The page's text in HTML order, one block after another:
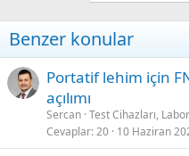
n
s
:
Benzer konular
Portatif lehim için
açılımı
Sercan Test Cihazları,
Cevaplar 20 10 Haziran